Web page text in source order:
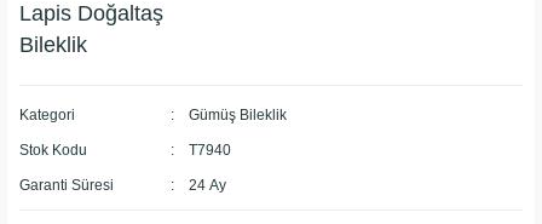
​Lapis Doğaltaş
Bileklik
Kategori Gümüş Bileklik
Stok Kodu T7940
Garanti Süresi 24 Ay